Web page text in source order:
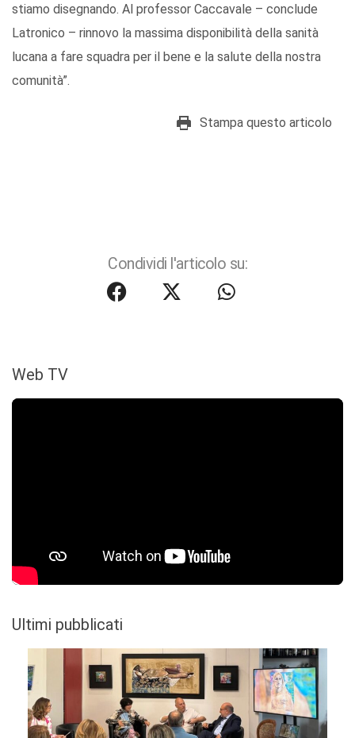
stiamo disegnando. Al professor Caccavale – conclude
Latronico – rinnovo la massima disponibilità della sanità
lucana a fare squadra per il bene e la salute della nostra
comunità”.
Stampa questo articolo
Condividi l'articolo su:
Web TV
Ultimi pubblicati